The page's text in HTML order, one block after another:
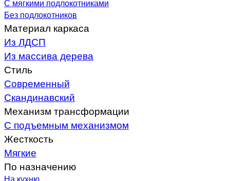
С мягкими подлокотниками
Без подлокотников
Материал каркаса
Из ЛДСП
Из массива дерева
Стиль
Современный
Скандинавский
Механизм трансформации
С подъемным механизмом
Жесткость
Мягкие
По назначению